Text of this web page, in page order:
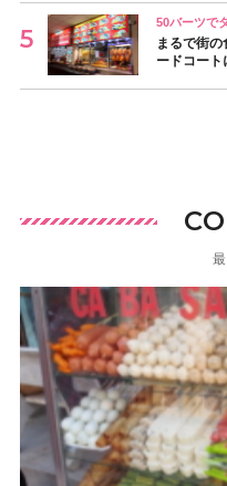
50バーツで
まるで街
ードコート